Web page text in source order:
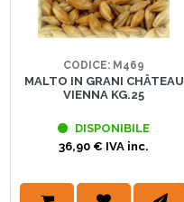
CODICE: M469
MALTO IN GRANI CHÂTEAU
VIENNA KG.25
DISPONIBILE
36,90 € IVA inc.